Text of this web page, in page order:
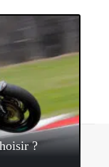
?
Sitemap